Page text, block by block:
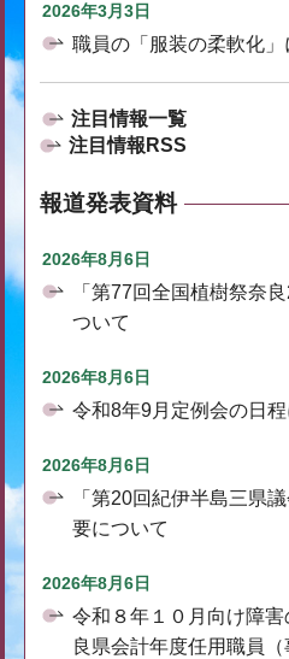
2026年3月3日
職員の「服装の柔軟化」
注目情報一覧
注目情報RSS
報道発表資料
2026年8月6日
「第77回全国植樹祭奈
ついて
2026年8月6日
令和8年9月定例会の日
2026年8月6日
「第20回紀伊半島三県
要について
2026年8月6日
令和８年１０月向け障
良県会計年度任用職員